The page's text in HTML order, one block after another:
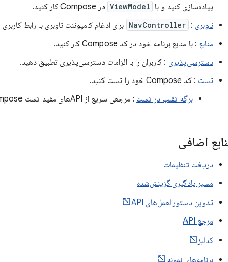
پیاده‌سازی کنید و با ViewModel در Compose کار کنید.
ناوبری :
NavController برای ادغام کامپوننت ناوبری با رابط کاربری Compose خود استفاده کنید.
منابع : با منابع برنامه خود در کد Compose کار کنید.
دسترسی‌پذیری : کاربران را با الزامات دسترسی‌پذیری تطبیق دهید.
تست : کد Compose خود را تست کنید.
برگه تقلب در تست : مرجعی سریع از APIهای مفید تست Compose.
اضافی
دریافت تنظیمات
مسیر یادگیری گزینش‌شده
تدوین دستورالعمل‌های API
مرجع API
کدلبز
برنامه‌های نمونه